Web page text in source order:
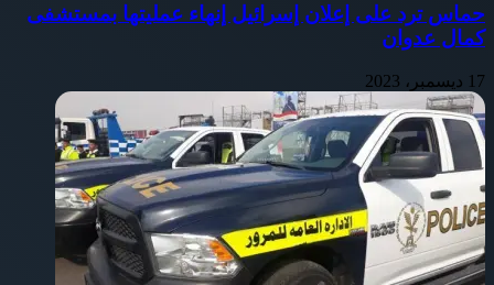
حماس ترد على إعلان إسرائيل إنهاء عمليتها بمستشفى
كمال عدوان
17 ديسمبر، 2023